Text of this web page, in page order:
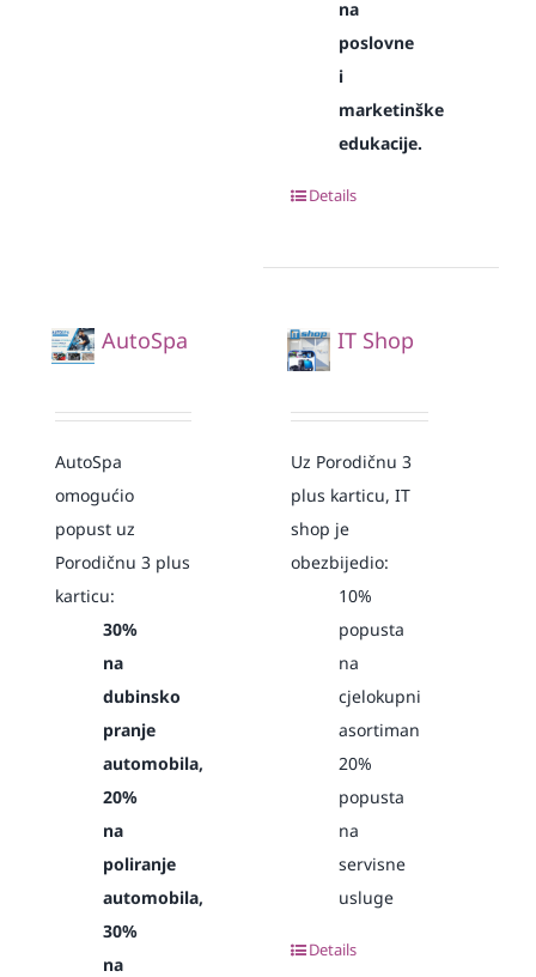
na
poslovne
i
marketinške
edukacije.
Details
AutoSpa
AutoSpa
omogućio
popust uz
Porodičnu 3 plus
karticu:
30%
na
dubinsko
pranje
automobila,
20%
na
poliranje
automobila,
30%
na
IT Shop
Uz Porodičnu 3
plus karticu, IT
shop je
obezbijedio:
10%
popusta
na
cjelokupni
asortiman
20%
popusta
na
servisne
usluge
Details